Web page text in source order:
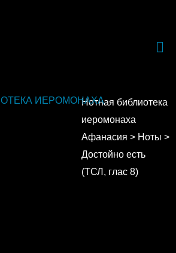
ИЕРОМОНАХАНотная библиотека
иеромонаха
Афанасия > Ноты >
Достойно есть
(ТСЛ, глас 8)